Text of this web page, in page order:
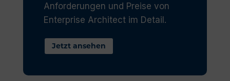
Anforderungen und Preise von
Enterprise Architect im Detail.
Jetzt ansehen